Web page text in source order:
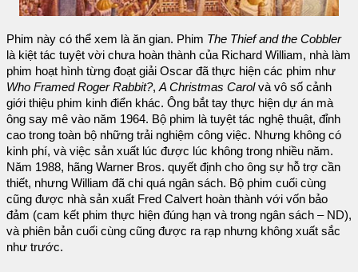
Phim này có thể xem là ăn gian. Phim The Thief and the Cobbler
là kiệt tác tuyệt vời chưa hoàn thành của Richard William, nhà làm
phim hoạt hình từng đoạt giải Oscar đã thực hiện các phim như
Who Framed Roger Rabbit?,A Christmas Carolvà vô số cảnh
giới thiệu phim kinh điển khác. Ông bắt tay thực hiện dự án mà
ông say mê vào năm 1964. Bộ phim là tuyệt tác nghệ thuật, đỉnh
cao trong toàn bộ những trải nghiệm công việc. Nhưng không có
kinh phí, và việc sản xuất lúc được lúc không trong nhiều năm.
Năm 1988, hãng Warner Bros. quyết định cho ông sự hỗ trợ cần
thiết, nhưng William đã chi quá ngân sách. Bộ phim cuối cùng
cũng được nhà sản xuất Fred Calvert hoàn thành với vốn bảo
đảm (cam kết phim thực hiện đúng hạn và trong ngân sách – ND),
và phiên bản cuối cùng cũng được ra rạp nhưng không xuất sắc
như trước.